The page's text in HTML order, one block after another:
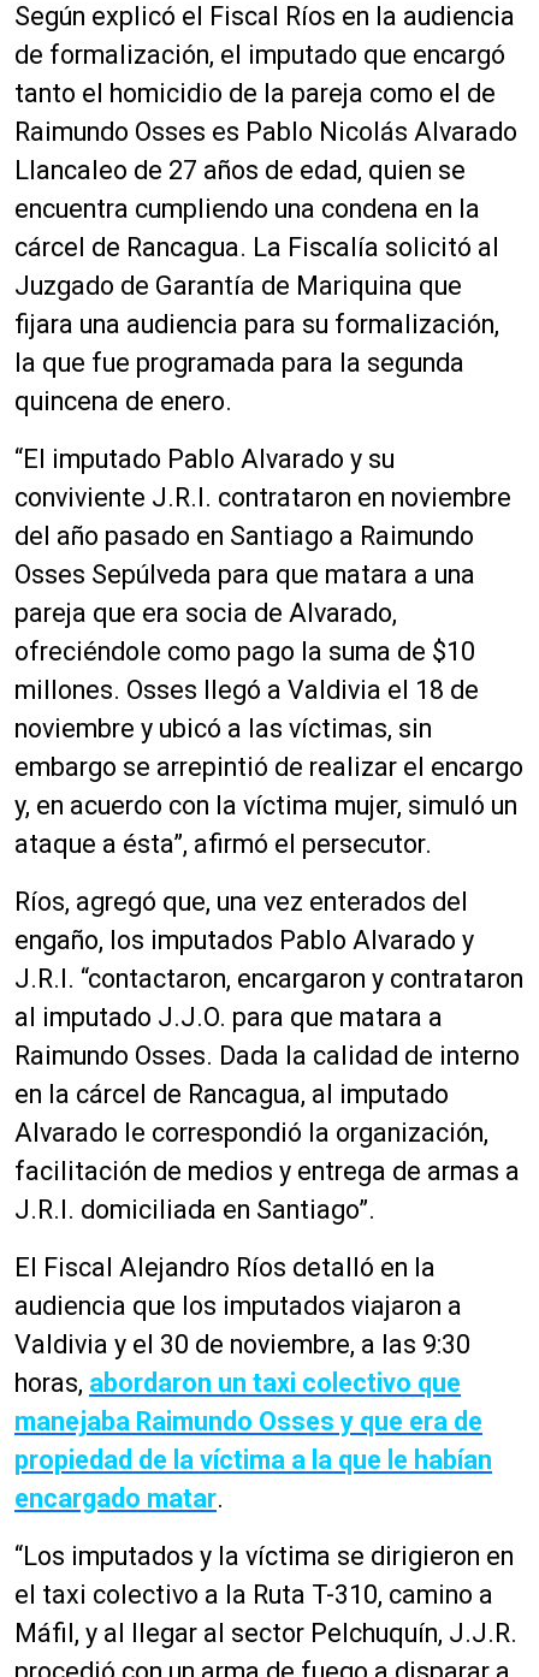
Según explicó el Fiscal Ríos en la audiencia
de formalización, el imputado que encargó
tanto el homicidio de la pareja como el de
Raimundo Osses es Pablo Nicolás Alvarado
Llancaleo de 27 años de edad, quien se
encuentra cumpliendo una condena en la
cárcel de Rancagua. La Fiscalía solicitó al
Juzgado de Garantía de Mariquina que
fijara una audiencia para su formalización,
la que fue programada para la segunda
quincena de enero.
“El imputado Pablo Alvarado y su
conviviente J.R.I. contrataron en noviembre
del año pasado en Santiago a Raimundo
Osses Sepúlveda para que matara a una
pareja que era socia de Alvarado,
ofreciéndole como pago la suma de $10
millones. Osses llegó a Valdivia el 18 de
noviembre y ubicó a las víctimas, sin
embargo se arrepintió de realizar el encargo
y, en acuerdo con la víctima mujer, simuló un
ataque a ésta”, afirmó el persecutor.
Ríos, agregó que, una vez enterados del
engaño, los imputados Pablo Alvarado y
J.R.I. “contactaron, encargaron y contrataron
al imputado J.J.O. para que matara a
Raimundo Osses. Dada la calidad de interno
en la cárcel de Rancagua, al imputado
Alvarado le correspondió la organización,
facilitación de medios y entrega de armas a
J.R.I. domiciliada en Santiago”.
El Fiscal Alejandro Ríos detalló en la
audiencia que los imputados viajaron a
Valdivia y el 30 de noviembre, a las 9:30
horas, abordaron un taxi colectivo que
manejaba Raimundo Osses y que era de
propiedad de la víctima a la que le habían
encargado matar.
“Los imputados y la víctima se dirigieron en
el taxi colectivo a la Ruta T-310, camino a
Máfil, y al llegar al sector Pelchuquín, J.J.R.